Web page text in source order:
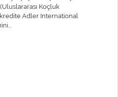
Koçluk
Adler International